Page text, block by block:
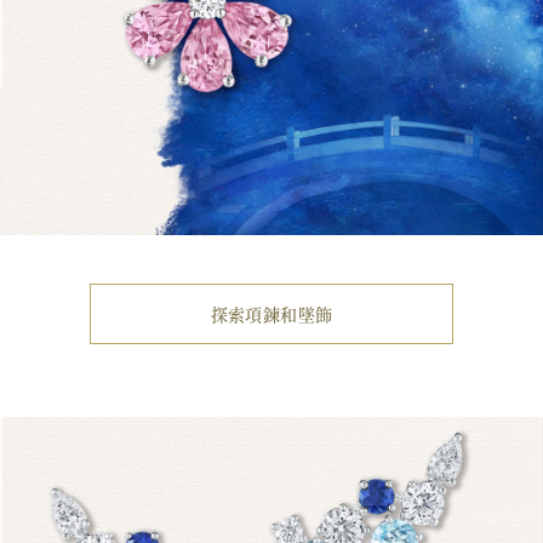
探索項鍊和墜飾